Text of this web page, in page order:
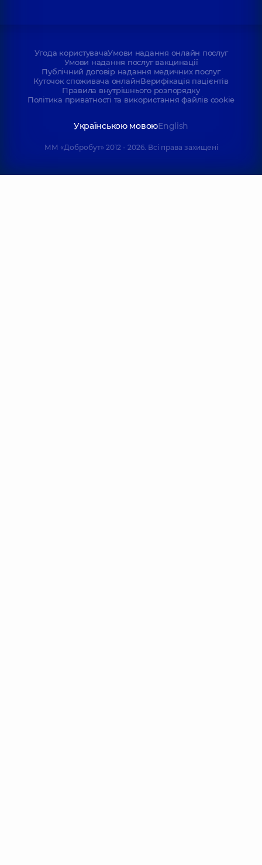
Угода користувачаУмови надання онлайн послуг
Умови надання послуг вакцинації
Публічний договір надання медичних послуг
Куточок споживача онлайнВерифікація пацієнтів
Правила внутрішнього розпорядку
Політика приватності та використання файлів cookie
Українською мовоюEnglish
ММ «Добробут» 2012 - 2026. Всі права захищені